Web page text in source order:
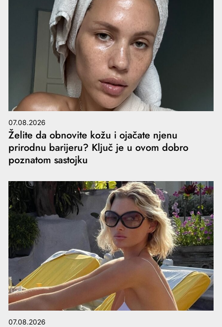
07.08.2026
Želite da obnovite kožu i ojačate njenu
prirodnu barijeru? Ključ je u ovom dobro
poznatom sastojku
07.08.2026